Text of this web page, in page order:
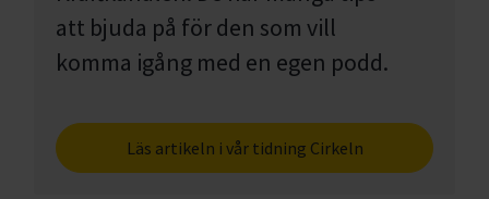
att bjuda på för den som vill
komma igång med en egen podd.
Läs artikeln i vår tidning Cirkeln